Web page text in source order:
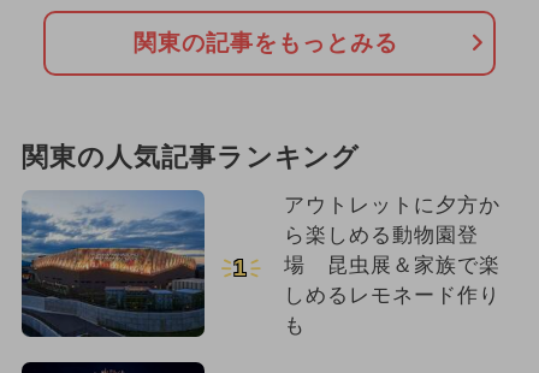
関東の記事をもっとみる
関東の人気記事ランキング
1
アウトレットに夕方か
ら楽しめる動物園登
場 昆虫展＆家族で楽
しめるレモネード作り
も